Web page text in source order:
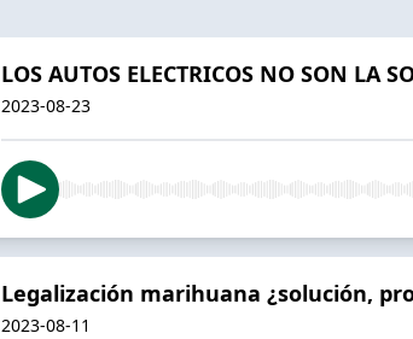
LOS AUTOS ELECTRICOS NO SON LA
2023-08-23
Legalización marihuana ¿solución,
2023-08-11